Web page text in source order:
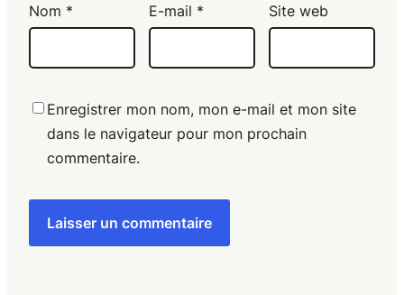
Nom * E-mail * Site web
Enregistrer mon nom, mon e-mail et mon site
dans le navigateur pour mon prochain
commentaire.